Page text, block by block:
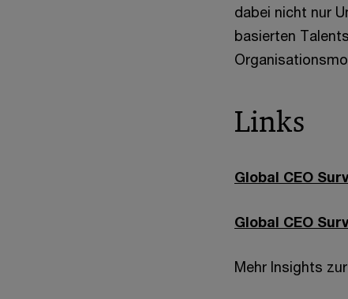
dabei nicht nur
basierten
Links
Global CEO
Global CEO
Mehr Insights zur